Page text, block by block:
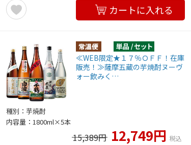
カートに入れる
≪WEB限定★１７％ＯＦＦ！在庫
販売！≫薩摩五蔵の芋焼酎ヌーヴ
ォー飲みく…
種別：芋焼酎
内容量：1800ml×5本
15,389円 12,749円 税込